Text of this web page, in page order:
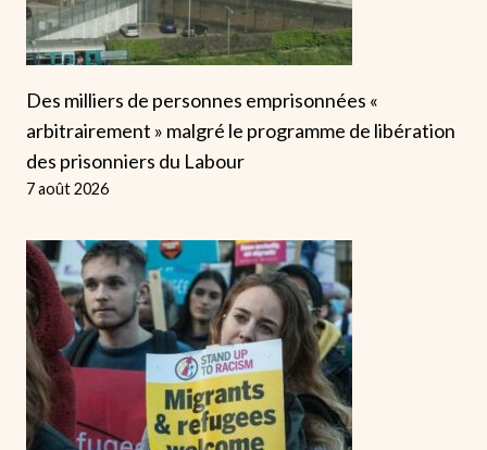
Des milliers de personnes emprisonnées «
arbitrairement » malgré le programme de libération
des prisonniers du Labour
7 août 2026